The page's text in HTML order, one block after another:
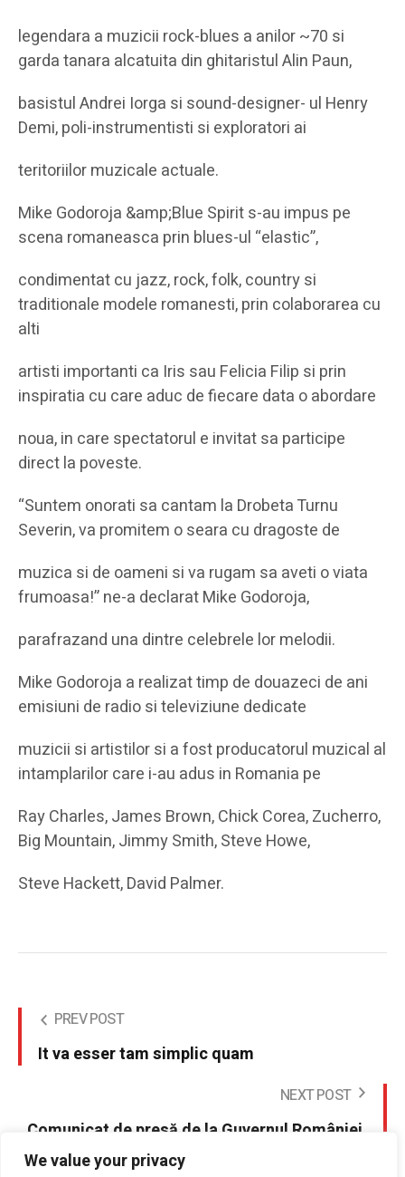
We value your privacy
legendara a muzicii rock-blues a anilor ~70 si
garda tanara alcatuita din ghitaristul Alin Paun,
basistul Andrei Iorga si sound-designer- ul Henry
Demi, poli-instrumentisti si exploratori ai
teritoriilor muzicale actuale.
Mike Godoroja &amp;Blue Spirit s-au impus pe
scena romaneasca prin blues-ul “elastic”,
condimentat cu jazz, rock, folk, country si
traditionale modele romanesti, prin colaborarea cu
alti
artisti importanti ca Iris sau Felicia Filip si prin
inspiratia cu care aduc de fiecare data o abordare
noua, in care spectatorul e invitat sa participe
direct la poveste.
“Suntem onorati sa cantam la Drobeta Turnu
Severin, va promitem o seara cu dragoste de
muzica si de oameni si va rugam sa aveti o viata
frumoasa!” ne-a declarat Mike Godoroja,
parafrazand una dintre celebrele lor melodii.
Mike Godoroja a realizat timp de douazeci de ani
emisiuni de radio si televiziune dedicate
muzicii si artistilor si a fost producatorul muzical al
intamplarilor care i-au adus in Romania pe
Ray Charles, James Brown, Chick Corea, Zucherro,
Big Mountain, Jimmy Smith, Steve Howe,
Steve Hackett, David Palmer.
PREV POST
It va esser tam simplic quam
NEXT POST
Comunicat de presă de la Guvernul României.
Simplificare: Start pentru punctul de contact